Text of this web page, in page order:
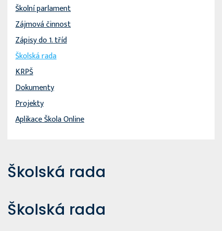
Školní parlament
Zájmová činnost
Zápisy do 1. tříd
Školská rada
KRPŠ
Dokumenty
Projekty
Aplikace Škola Online
Školská rada
Školská rada